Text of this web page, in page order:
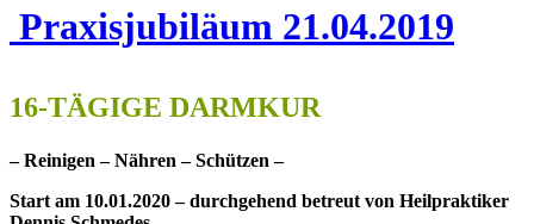
Praxisjubiläum 21.04.2019
16-TÄGIGE DARMKUR
– Reinigen – Nähren – Schützen –
Start am 10.01.2020 – durchgehend betreut von Heilpraktiker